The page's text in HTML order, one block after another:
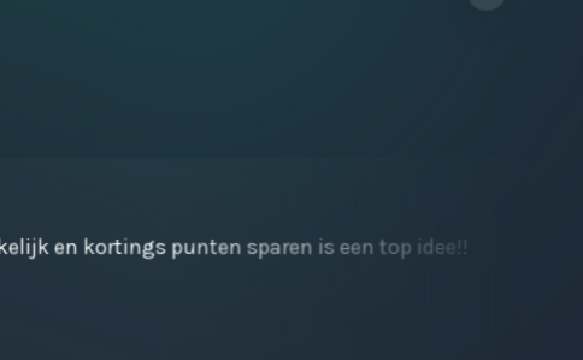
en kortings punten sparen is een top idee!!